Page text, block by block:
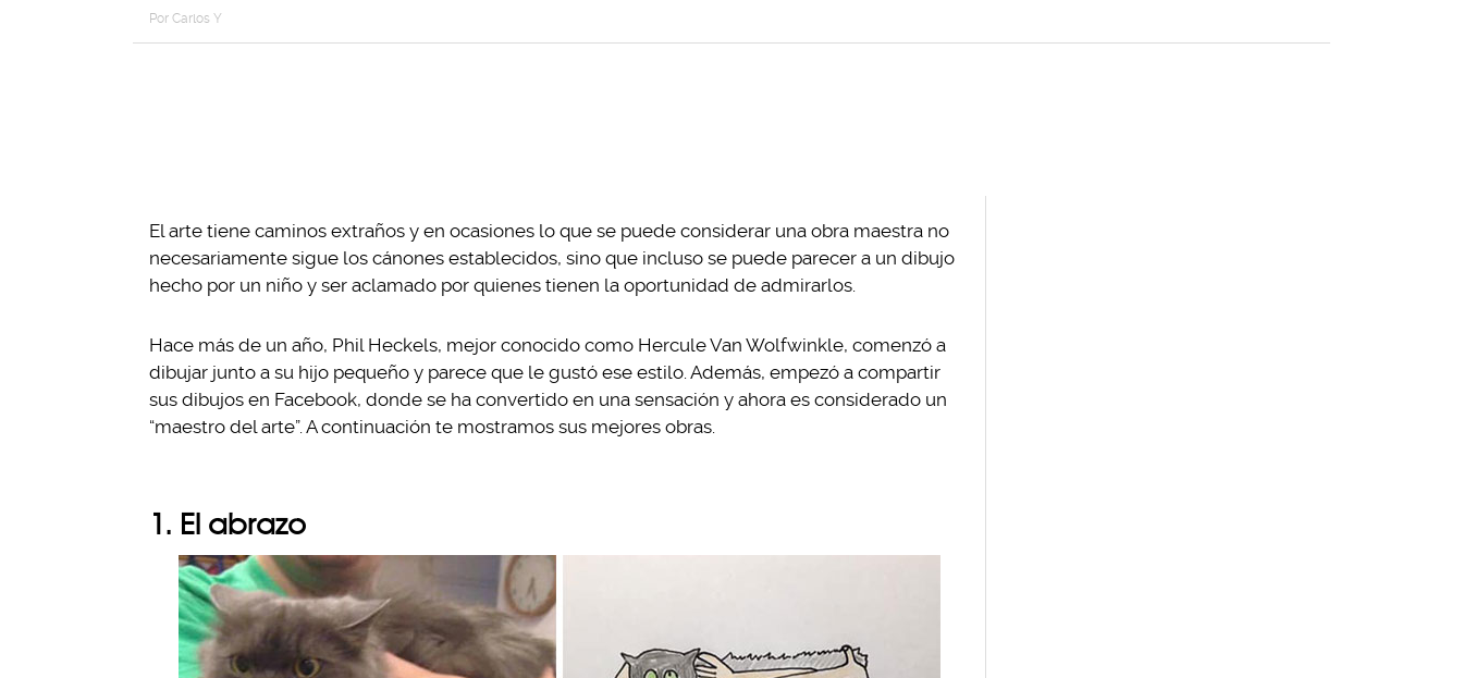
Por Carlos Y
El arte tiene caminos extraños y en ocasiones lo que se puede considerar una obra maestra no
necesariamente sigue los cánones establecidos, sino que incluso se puede parecer a un dibujo
hecho por un niño y ser aclamado por quienes tienen la oportunidad de admirarlos.
Hace más de un año, Phil Heckels, mejor conocido como Hercule Van Wolfwinkle, comenzó a
dibujar junto a su hijo pequeño y parece que le gustó ese estilo. Además, empezó a compartir
sus dibujos en Facebook, donde se ha convertido en una sensación y ahora es considerado un
“maestro del arte”. A continuación te mostramos sus mejores obras.
1. El abrazo